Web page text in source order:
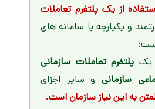
از یکپلتفرم تعاملات
و یکپارچه با سامانه های
یک پلتفرم تعاملات سازمانی
سازمانی و سایر اجزای
به این نیاز سازمان است.